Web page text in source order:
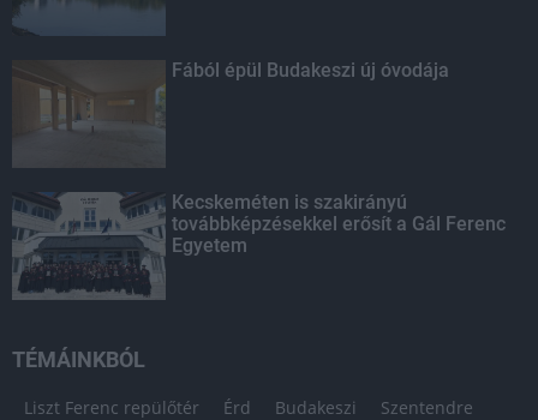
Fából épül Budakeszi új óvodája
Kecskeméten is szakirányú
továbbképzésekkel erősít a Gál Ferenc
Egyetem
TÉMÁINKBÓL
Liszt Ferenc repülőtér Érd Budakeszi Szentendre